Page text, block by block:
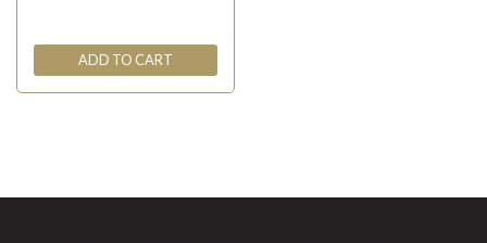
ADD TO CART